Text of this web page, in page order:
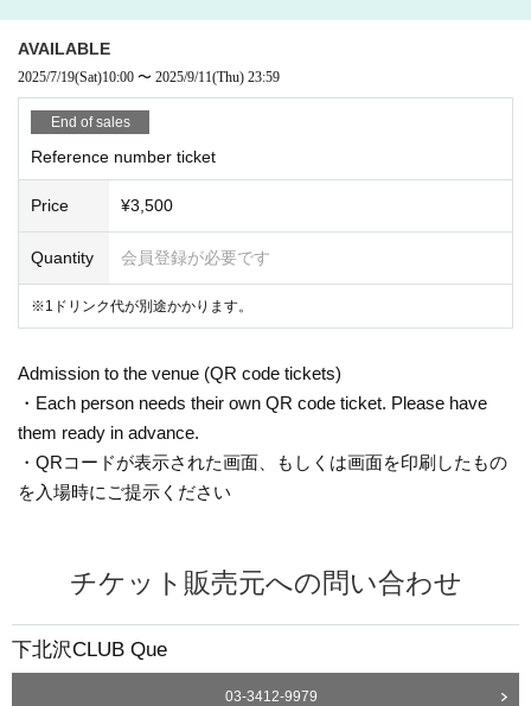
AVAILABLE
2025/7/19(Sat)10:00 〜 2025/9/11(Thu) 23:59
End of sales
Reference number ticket
Price ¥3,500
Quantity 会員登録が必要です
※1ドリンク代が別途かかります。
Admission to the venue (QR code tickets)
・Each person needs their own QR code ticket. Please have
them ready in advance.
・QRコードが表示された画面、もしくは画面を印刷したもの
を入場時にご提示ください
チケット販売元への問い合わせ
下北沢CLUB Que
03-3412-9979